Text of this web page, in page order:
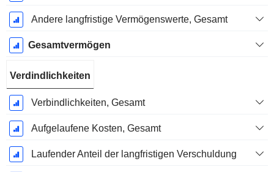
Andere langfristige Vermögenswerte, Gesamt
Gesamtvermögen
Verdindlichkeiten
Verbindlichkeiten, Gesamt
Aufgelaufene Kosten, Gesamt
Laufender Anteil der langfristigen Verschuldung